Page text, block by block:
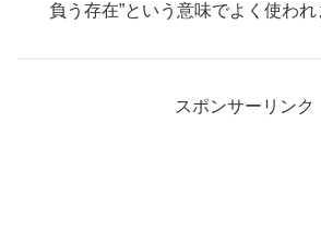
負う存在”という意味でよく使われ
スポンサーリンク